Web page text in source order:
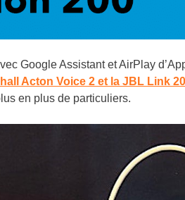
Google Assistant et AirPlay
Acton Voice 2 et la JBL Link 20
en plus de particuliers.